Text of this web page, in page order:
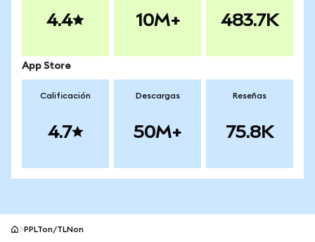
4.4 10M+ 483.7K
App Store
Calificación
4.7
Descargas
50M+
Reseñas
75.8K
PPLTon/TLNon